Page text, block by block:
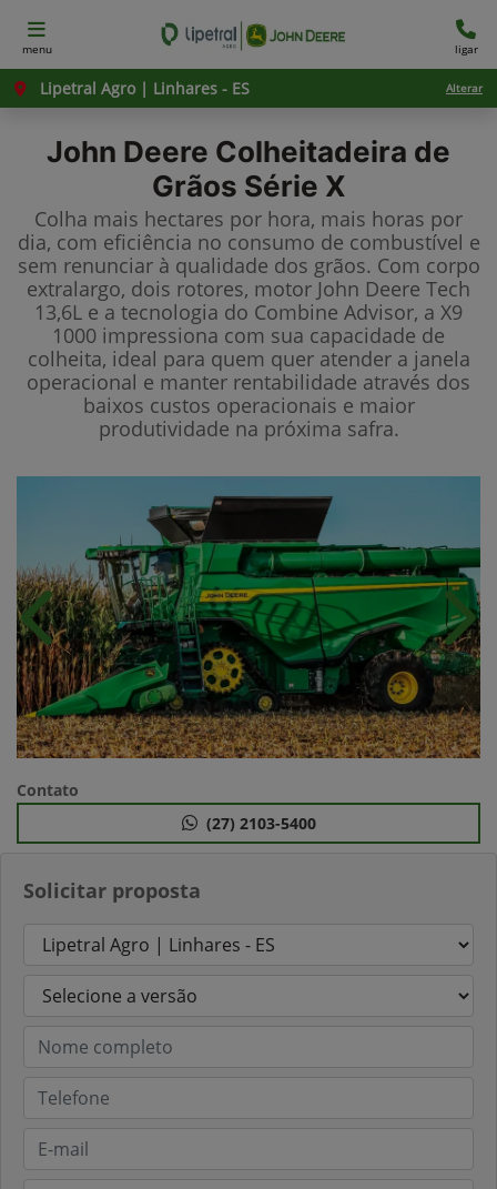
menu ligar
Lipetral Agro | Linhares - ES Alterar
John Deere Colheitadeira de
Grãos Série X
Colha mais hectares por hora, mais horas por
dia, com eficiência no consumo de combustível e
sem renunciar à qualidade dos grãos. Com corpo
extralargo, dois rotores, motor John Deere Tech
13,6L e a tecnologia do Combine Advisor, a X9
1000 impressiona com sua capacidade de
colheita, ideal para quem quer atender a janela
operacional e manter rentabilidade através dos
baixos custos operacionais e maior
produtividade na próxima safra.
Solicitar proposta
Anterior
Contato
(27) 2103-5400